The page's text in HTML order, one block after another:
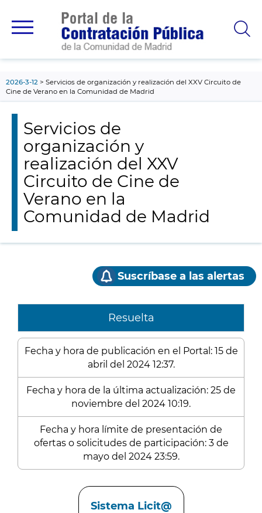
principal
2026-3-12
Servicios de organización y realización del XXV Circuito de
Cine de Verano en la Comunidad de Madrid
Servicios de
organización y
realización del XXV
Circuito de Cine de
Verano en la
Comunidad de Madrid
Suscríbase a las alertas
Resuelta
Fecha y hora de publicación en el Portal: 15 de
abril del 2024 12:37.
Fecha y hora de la última actualización: 25 de
noviembre del 2024 10:19.
Fecha y hora límite de presentación de
ofertas o solicitudes de participación: 3 de
mayo del 2024 23:59.
Sistema Licit@